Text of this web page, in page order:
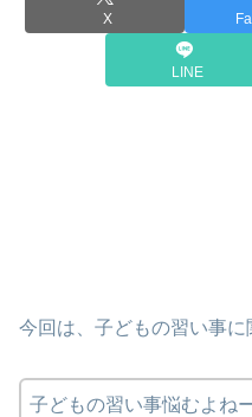
X
LINE
今回は、子どもの習い事に
子どもの習い事悩むよね